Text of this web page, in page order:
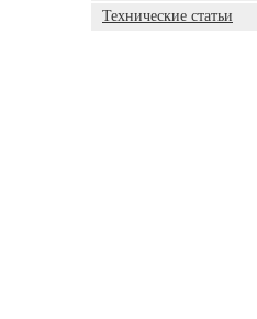
Технические статьи